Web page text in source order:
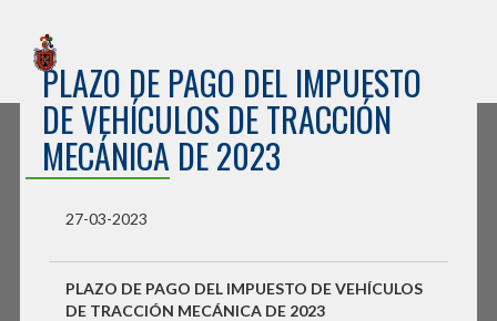
Ayuntamiento de Burlada
PLAZO DE PAGO DEL IMPUESTO
DE VEHÍCULOS DE TRACCIÓN
MECÁNICA DE 2023
27-03-2023
PLAZO DE PAGO DEL IMPUESTO DE VEHÍCULOS
DE TRACCIÓN MECÁNICA DE 2023